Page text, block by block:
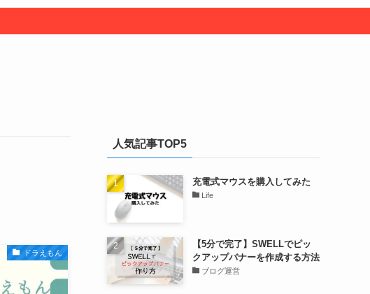
ドラえもん
人気記事TOP5
充電式マウスを購入してみた
Life
【5分で完了】SWELLでピッ
クアップバナーを作成する方法
ブログ運営